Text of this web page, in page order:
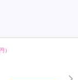
）